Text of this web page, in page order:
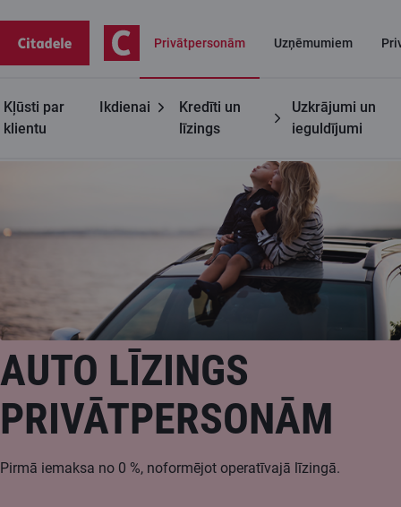
Privātpersonām Uzņēmumiem
Kļūsti par
klientu
Ikdienai
Kredīti un
līzings
Uzkrājumi un
ieguldījumi
Privātpersonām Auto līzings
AUTO LĪZINGS
PRIVĀTPERSONĀM
Pirmā iemaksa no 0 %, noformējot operatīvajā līzingā.